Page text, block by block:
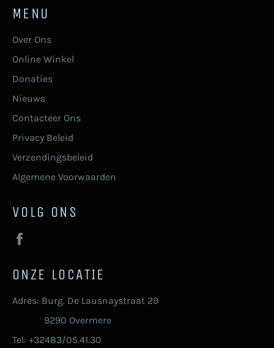
MENU
Over Ons
Online Winkel
Donaties
Nieuws
Contacteer Ons
Privacy Beleid
Verzendingsbeleid
Algemene Voorwaarden
VOLG ONS
ONZE LOCATIE
Adres: Burg. De Lausnaystraat 29
9290 Overmere
Tel: +32483/05.41.30